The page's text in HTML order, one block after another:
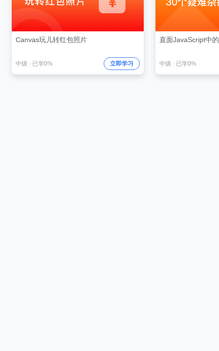
Canvas玩儿转红包照片
中级 · 已学0% 立即学习
直面JavaScript中
中级 · 已学0%